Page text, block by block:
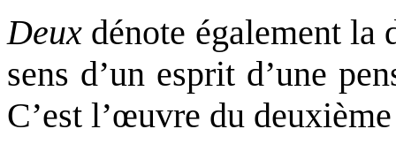
Deux dénote également la
sens d’un esprit d’une
C’est l’œuvre du